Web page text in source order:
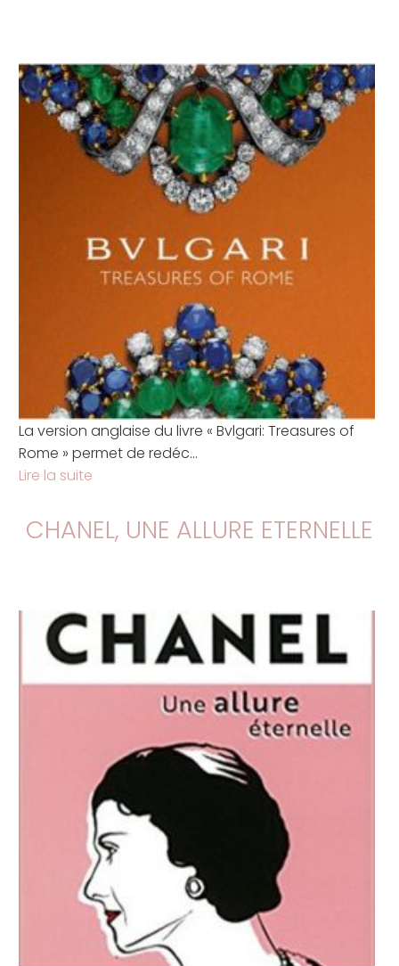
La version anglaise du livre « Bvlgari: Treasures of
Rome » permet de redéc...
Lire la suite
CHANEL, UNE ALLURE ETERNELLE